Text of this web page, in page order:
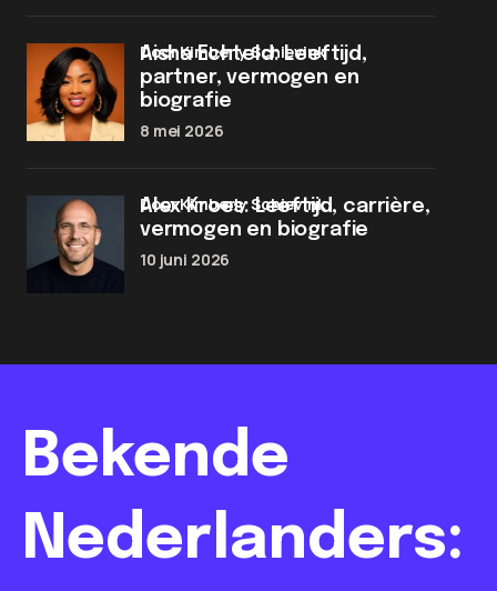
Aisha Echteld: Leeftijd,
partner, vermogen en
biografie
door Kimberly Schievink
8 mei 2026
Alex Kroes: Leeftijd, carrière,
vermogen en biografie
door Kimberly Schievink
10 juni 2026
Bekende
Nederlanders: